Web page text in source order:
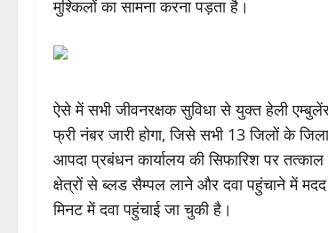
मुश्किलों का सामना करना पड़ता है।
ऐसे में सभी जीवनरक्षक सुविधा से युक्त हेली
फ्री नंबर जारी होगा, जिसे सभी 13 जिलों के
आपदा प्रबंधन कार्यालय की सिफारिश पर
क्षेत्रों से ब्लड सैम्पल लाने और दवा पहुंचाने में
मिनट में दवा पहुंचाई जा चुकी है।